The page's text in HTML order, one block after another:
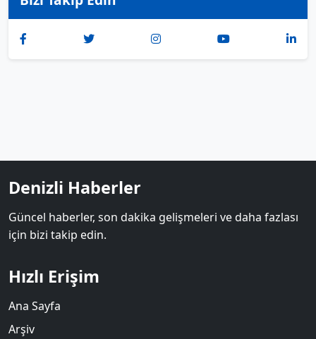
Denizli Haberler
Güncel haberler, son dakika gelişmeleri ve daha fazlası
için bizi takip edin.
Hızlı Erişim
Ana Sayfa
Arşiv